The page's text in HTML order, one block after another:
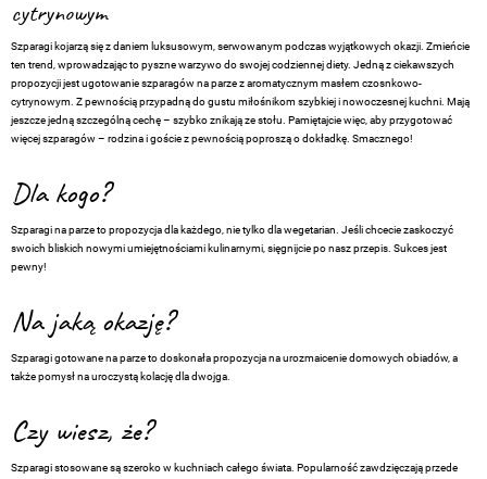
cytrynowym
Szparagi kojarzą się z daniem luksusowym, serwowanym podczas wyjątkowych okazji. Zmieńcie
ten trend, wprowadzając to pyszne warzywo do swojej codziennej diety. Jedną z ciekawszych
propozycji jest ugotowanie szparagów na parze z aromatycznym masłem czosnkowo-
cytrynowym. Z pewnością przypadną do gustu miłośnikom szybkiej i nowoczesnej kuchni. Mają
jeszcze jedną szczególną cechę – szybko znikają ze stołu. Pamiętajcie więc, aby przygotować
więcej szparagów – rodzina i goście z pewnością poproszą o dokładkę. Smacznego!
Dla kogo?
Szparagi na parze to propozycja dla każdego, nie tylko dla wegetarian. Jeśli chcecie zaskoczyć
swoich bliskich nowymi umiejętnościami kulinarnymi, sięgnijcie po nasz przepis. Sukces jest
pewny!
Na jaką okazję?
Szparagi gotowane na parze to doskonała propozycja na urozmaicenie domowych obiadów, a
także pomysł na uroczystą kolację dla dwojga.
Czy wiesz, że?
Szparagi stosowane są szeroko w kuchniach całego świata. Popularność zawdzięczają przede